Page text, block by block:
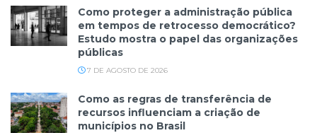
Como proteger a administração pública
em tempos de retrocesso democrático?
Estudo mostra o papel das organizações
públicas
7 DE AGOSTO DE 2026
Como as regras de transferência de
recursos influenciam a criação de
municípios no Brasil